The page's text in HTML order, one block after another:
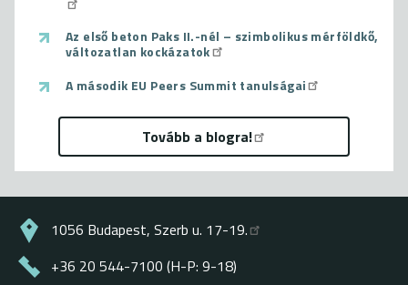
Az első beton Paks II.-nél – szimbolikus mérföldkő,
változatlan kockázatok
A második EU Peers Summit tanulságai
Tovább a blogra!
1056 Budapest, Szerb u. 17-19.
+36 20 544-7100 (H-P: 9-18)